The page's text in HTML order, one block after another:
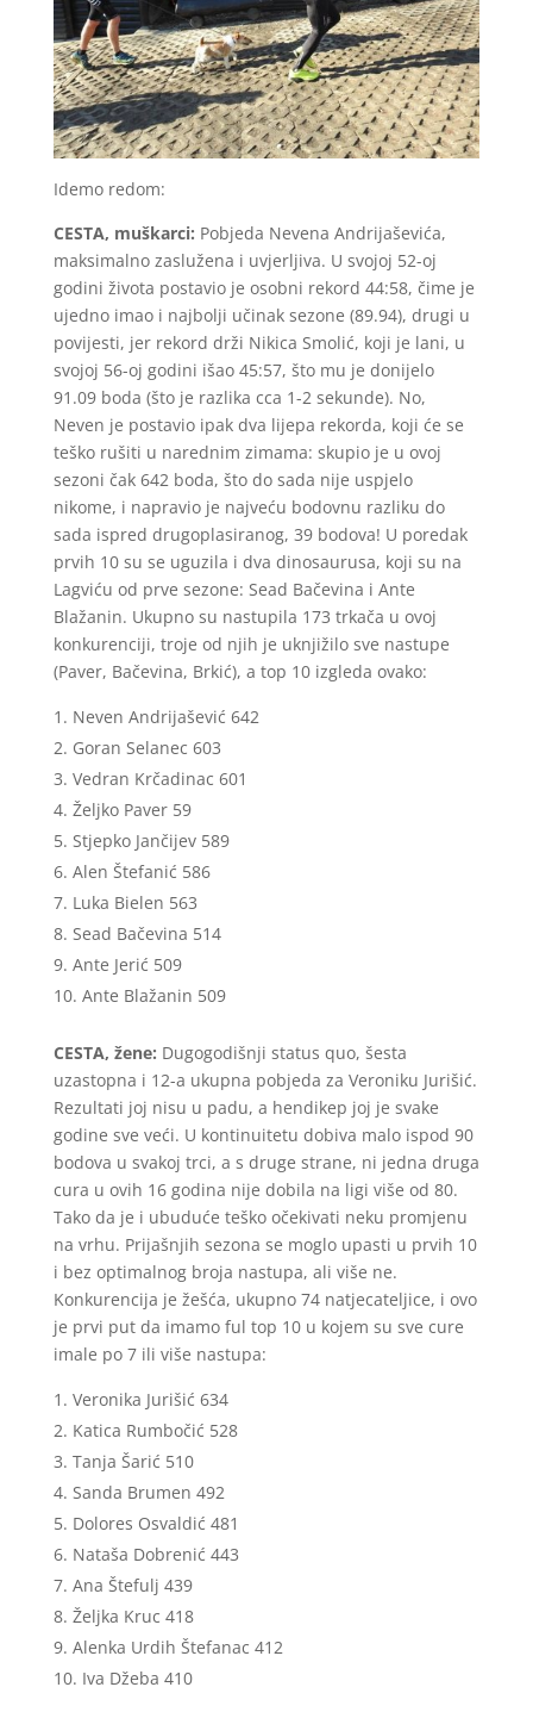
Idemo redom:
CESTA, muškarci: Pobjeda Nevena Andrijaševića,
maksimalno zaslužena i uvjerljiva. U svojoj 52-oj
godini života postavio je osobni rekord 44:58, čime je
ujedno imao i najbolji učinak sezone (89.94), drugi u
povijesti, jer rekord drži Nikica Smolić, koji je lani, u
svojoj 56-oj godini išao 45:57, što mu je donijelo
91.09 boda (što je razlika cca 1-2 sekunde). No,
Neven je postavio ipak dva lijepa rekorda, koji će se
teško rušiti u narednim zimama: skupio je u ovoj
sezoni čak 642 boda, što do sada nije uspjelo
nikome, i napravio je najveću bodovnu razliku do
sada ispred drugoplasiranog, 39 bodova! U poredak
prvih 10 su se uguzila i dva dinosaurusa, koji su na
Lagviću od prve sezone: Sead Bačevina i Ante
Blažanin. Ukupno su nastupila 173 trkača u ovoj
konkurenciji, troje od njih je uknjižilo sve nastupe
(Paver, Bačevina, Brkić), a top 10 izgleda ovako:
Neven Andrijašević 642
Goran Selanec 603
Vedran Krčadinac 601
Željko Paver 59
Stjepko Jančijev 589
Alen Štefanić 586
Luka Bielen 563
Sead Bačevina 514
Ante Jerić 509
Ante Blažanin 509
CESTA, žene: Dugogodišnji status quo, šesta
uzastopna i 12-a ukupna pobjeda za Veroniku Jurišić.
Rezultati joj nisu u padu, a hendikep joj je svake
godine sve veći. U kontinuitetu dobiva malo ispod 90
bodova u svakoj trci, a s druge strane, ni jedna druga
cura u ovih 16 godina nije dobila na ligi više od 80.
Tako da je i ubuduće teško očekivati neku promjenu
na vrhu. Prijašnjih sezona se moglo upasti u prvih 10
i bez optimalnog broja nastupa, ali više ne.
Konkurencija je žešća, ukupno 74 natjecateljice, i ovo
je prvi put da imamo ful top 10 u kojem su sve cure
imale po 7 ili više nastupa:
Veronika Jurišić 634
Katica Rumbočić 528
Tanja Šarić 510
Sanda Brumen 492
Dolores Osvaldić 481
Nataša Dobrenić 443
Ana Štefulj 439
Željka Kruc 418
Alenka Urdih Štefanac 412
Iva Džeba 410